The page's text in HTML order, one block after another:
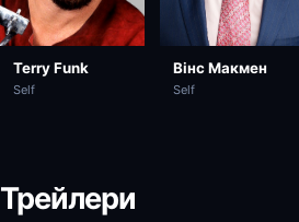
Terry Funk
Self
Вінс Макмен
Self
Трейлери